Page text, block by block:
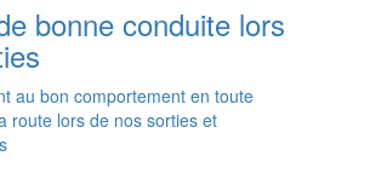
bonne conduite lors
au bon comportement en toute
route lors de nos sorties et